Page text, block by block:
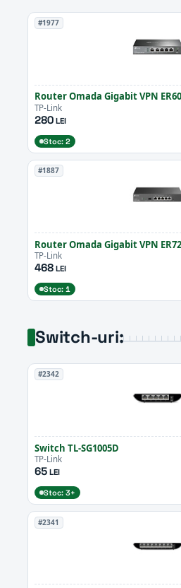
#1977
Router Omada Gigabit VPN
TP-Link
280LEI
Stoc: 2
#1887
Router Omada Gigabit VPN
TP-Link
468LEI
Stoc: 1
Switch-uri:
#2342
Switch TL-SG1005D
TP-Link
65LEI
Stoc: 3+
#2341